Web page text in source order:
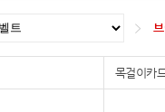
목걸이카